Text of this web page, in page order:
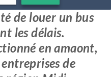
de louer un bus
les délais.
en amaont,
de